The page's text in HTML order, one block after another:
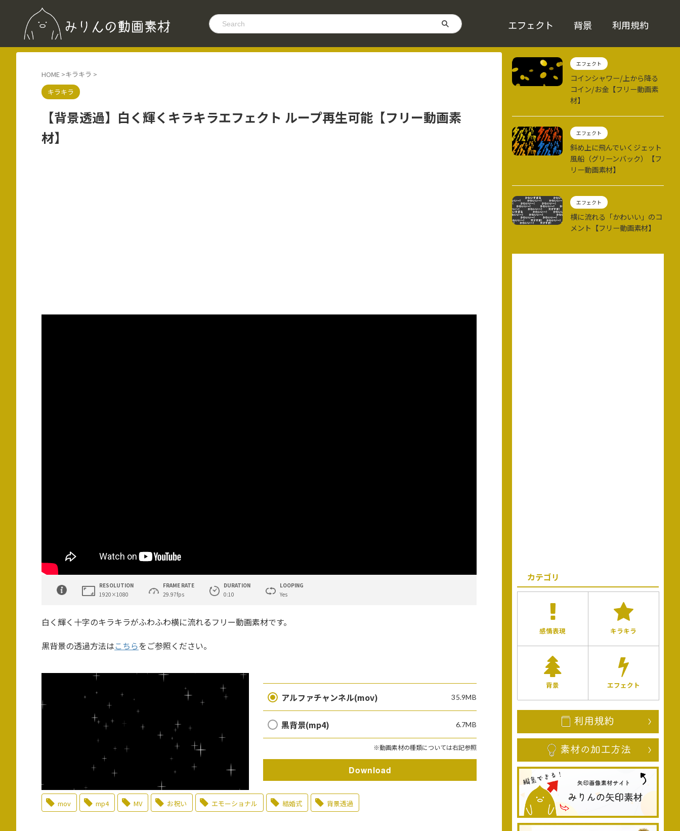
エフェクト 背景 利用規約
HOME >キラキラ >
キラキラ
【背景透過】白く輝くキラキラエフェクト ループ再生可能【フリー動画素
材】
RESOLUTION
1920×1080
FRAME RATE
29.97fps
DURATION
0:10
LOOPING
Yes
白く輝く十字のキラキラがふわふわ横に流れるフリー動画素材です。
黒背景の透過方法はこちらをご参照ください。
アルファチャンネル(mov) 35.9MB
黒背景(mp4) 6.7MB
※動画素材の種類については右記参照
Download
mov mp4 MV お祝い エモーショナル 結婚式 背景透過
エフェクト
コインシャワー/上から降る
コイン/お金【フリー動画素
材】
エフェクト
斜め上に飛んでいくジェット
風船（グリーンバック）【フ
リー動画素材】
エフェクト
横に流れる「かわいい」のコ
メント【フリー動画素材】
カテゴリ
感情表現 キラキラ
背景 エフェクト